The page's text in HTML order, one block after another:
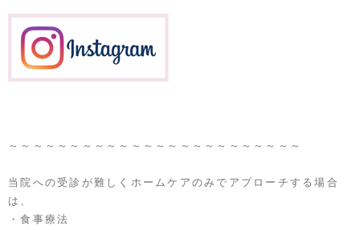
～～～～～～～～～～～～～～～～～～～～～～～～
当院への受診が難しくホームケアのみでアプローチする場合
は、
・食事療法